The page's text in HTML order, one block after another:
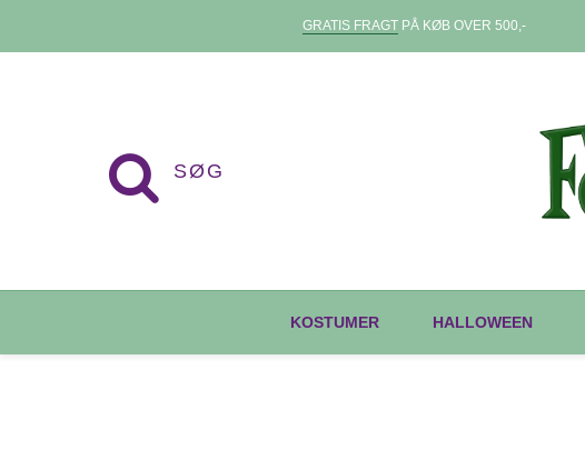
GRATIS FRAGTPÅ KØB OVER 500,-
KOSTUMER HALLOWEEN